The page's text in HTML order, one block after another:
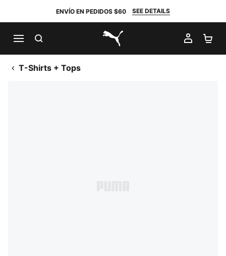
ENVÍO EN PEDIDOS $60 SEE DETAILS
PUMA.com
MI
T-Shirts + Tops